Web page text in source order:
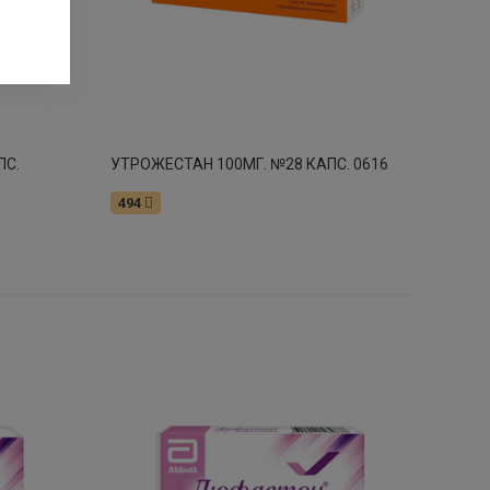
УТРОЖЕСТАН 100МГ. №28 КАПС. 0616
494